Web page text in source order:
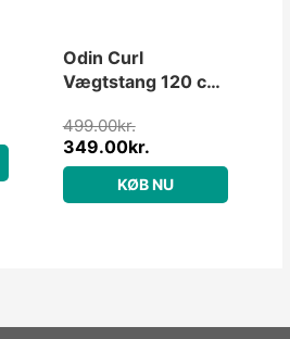
Odin Curl
Vægtstang 120 cm,
499.00kr.
349.00kr.
KØB NU